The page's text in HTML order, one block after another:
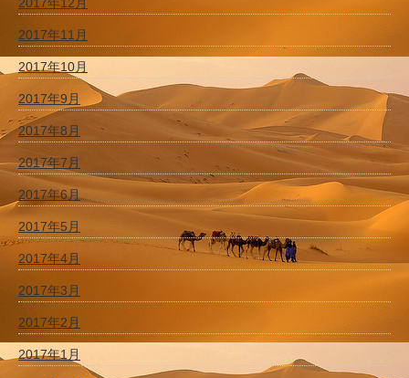
2017年12月
2017年11月
2017年10月
2017年9月
2017年8月
2017年7月
2017年6月
2017年5月
2017年4月
2017年3月
2017年2月
2017年1月